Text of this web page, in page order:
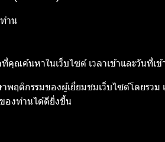
าน
ณค้นหาในเว็บไซต์ เวลาเข้าและวันที่เ
าพฤติกรรมของผู้เยี่ยมชมเว็บไซต์โดยร
องท่านได้ดียิ่งขึ้น